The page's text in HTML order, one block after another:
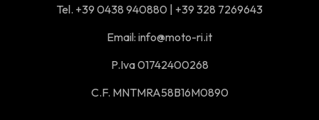
Tel. +39 0438 940880 | +39 328 7269643
Email: info@moto-ri.it
P.Iva 01742400268
C.F. MNTMRA58B16M0890